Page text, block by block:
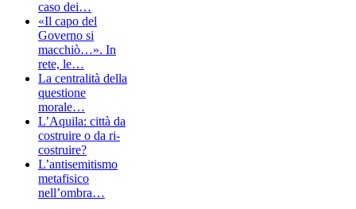
caso dei…
«Il capo del
Governo si
macchiò…». In
rete, le…
La centralità della
questione
morale…
L’Aquila: città da
costruire o da ri-
costruire?
L’antisemitismo
metafisico
nell’ombra…